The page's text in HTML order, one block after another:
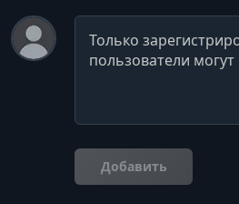
Комментарий
Добавить